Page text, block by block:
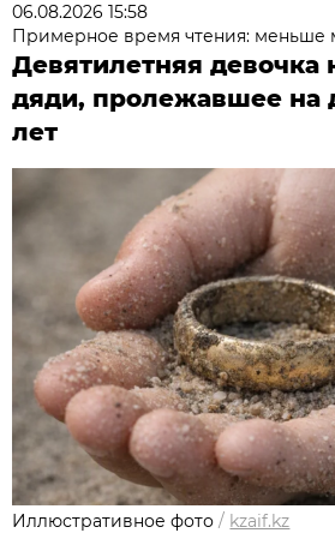
06.08.2026 15:58
Примерное время чтения: меньше
Девятилетняя девочка
дяди, пролежавшее на
лет
Иллюстративное фото / kzaif.kz